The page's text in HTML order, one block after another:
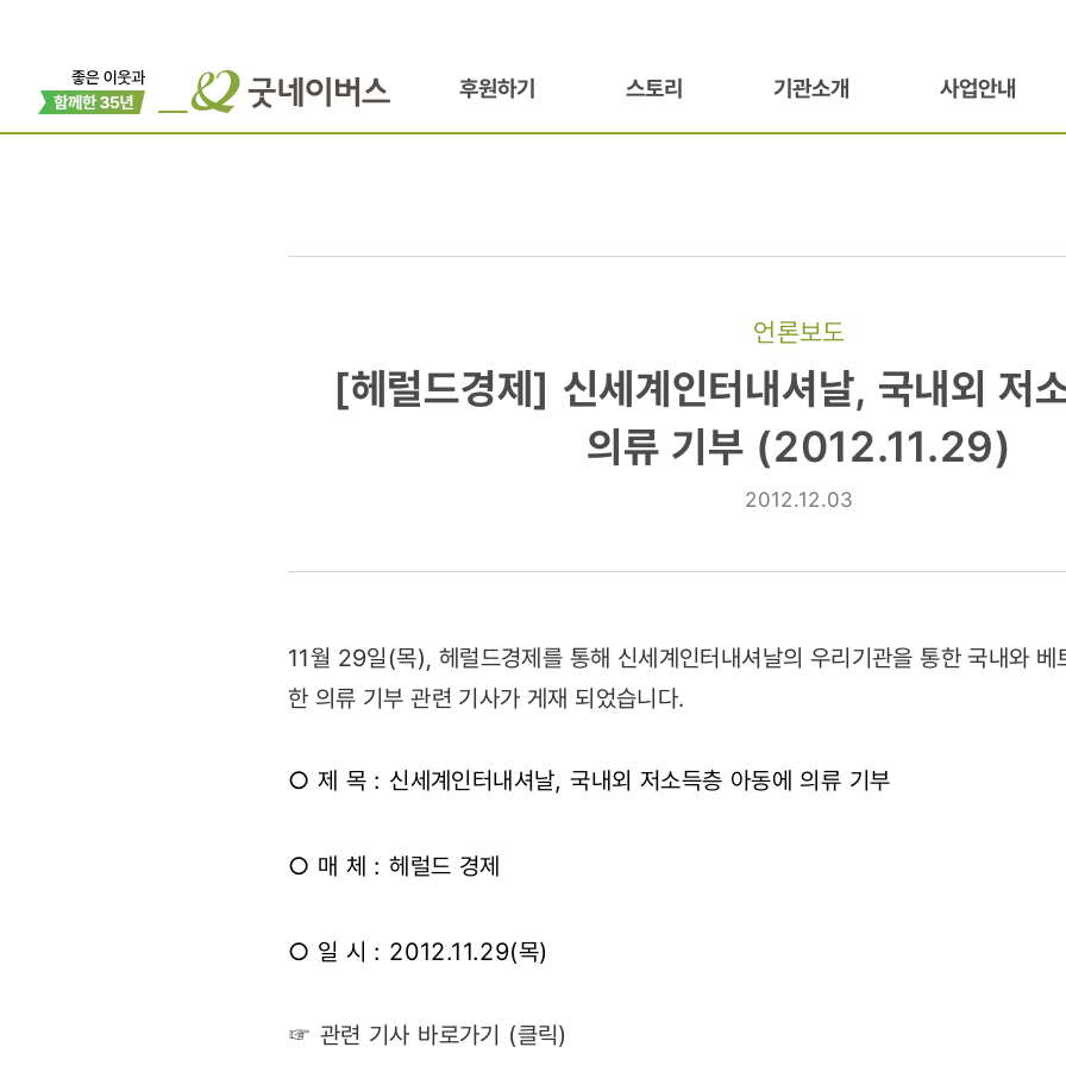
후원하기 스토리 기관소개 사업안내
언론보도
[헤럴드경제]
신세계인터내셔날,
저소득층
의류
(2012.11.29)
[헤럴드경제] 신세계인터내셔날, 국내외 저
의류 기부 (2012.11.29)
2012.12.03
11월 29일(목), 헤럴드경제를 통해 신세계인터내셔날의 우리기관을 통한 국내와 베
한 의류 기부 관련 기사가 게재 되었습니다.
○ 제 목 : 신세계인터내셔날, 국내외 저소득층 아동에 의류 기부
○ 매 체 : 헤럴드 경제
○ 일 시 : 2012.11.29(목)
☞ 관련 기사 바로가기 (클릭)